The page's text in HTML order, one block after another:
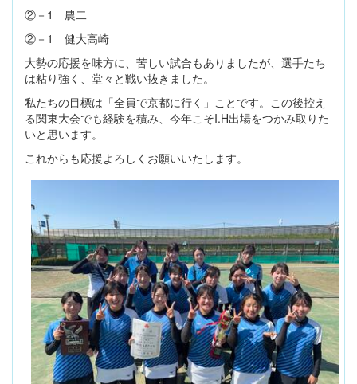
②－1 農二
②－1 健大高崎
大勢の応援を味方に、苦しい試合もありましたが、選手たち
は粘り強く、堂々と戦い抜きました。
私たちの目標は「全員で京都に行く」ことです。この後控え
る関東大会でも経験を積み、今年こそI.H出場をつかみ取りた
いと思います。
これからも応援よろしくお願いいたします。